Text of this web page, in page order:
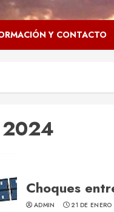
Y CONTACTO
2024
Choques
ADMIN 21 DE